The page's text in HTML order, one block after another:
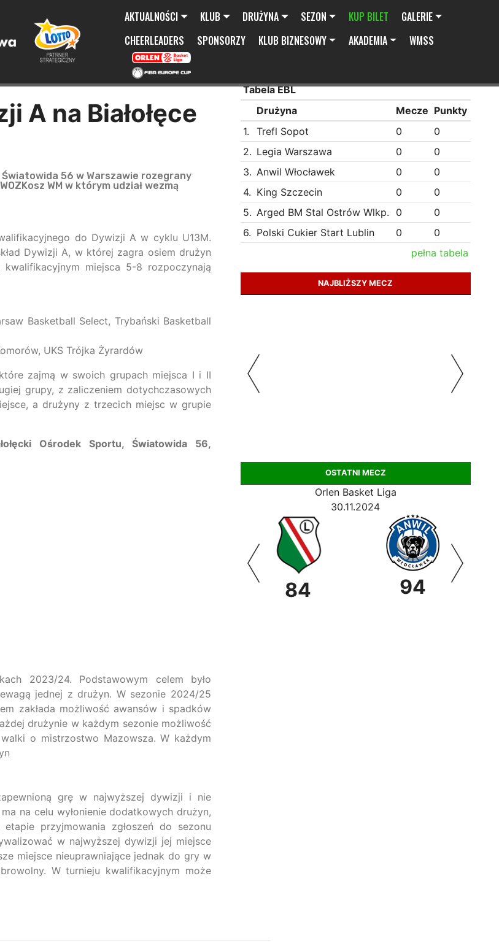
AKTUALNOŚCI KLUB DRUŻYNA SEZON KUP BILET
GALERIE
CHEERLEADERS
SPONSORZY KLUB BIZNESOWY AKADEMIA WMSS
A na Białołęce
56 w Warszawie rozegrany
WM w którym udział wezmą
do Dywizji A w cyklu U13M.
Dywizji A, w której zagra osiem drużyn
miejsca 5-8 rozpoczynają
Basketball Select, Trybański Basketball
UKS Trójka Żyrardów
zajmą w swoich grupach miejsca I i II
grupy, z zaliczeniem dotychczasowych
a drużyny z trzecich miejsc w grupie
Ośrodek Sportu, Światowida 56,
2023/24. Podstawowym celem było
jednej z drużyn. W sezonie 2024/25
zakłada możliwość awansów i spadków
drużynie w każdym sezonie możliwość
o mistrzostwo Mazowsza. W każdym
grę w najwyższej dywizji i nie
na celu wyłonienie dodatkowych drużyn,
przyjmowania zgłoszeń do sezonu
w najwyższej dywizji jej miejsce
miejsce nieuprawniające jednak do gry w
W turnieju kwalifikacyjnym może
Tabela EBL
Drużyna
Mecze Punkty
1.
Trefl Sopot 0
0
2. Legia Warszawa 0
0
3. Anwil Włocławek 0
0
4. King Szczecin 0
0
5. Arged BM Stal Ostrów Wlkp. 0
0
6. Polski Cukier Start Lublin 0
0
pełna tabela
NAJBLIŻSZY MECZ
OSTATNI MECZ
Orlen Basket Liga
30.11.2024
84 94